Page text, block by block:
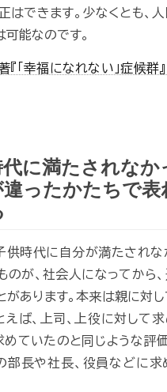
はできます。少なくとも、
可能なのです。
『「幸福になれない」症候群』
に満たされなか
ったかたちで表
供時代に自分が満たされ
のが、社会人になってから
があります。本来は親に対
えば、上司、上役に対して
めていたのと同じような評
部長や社長、役員などに